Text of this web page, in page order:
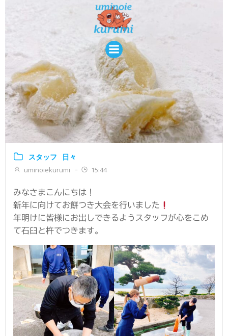
コ
ン
テ
ン
ツ
へ
ス
キ
ッ
プ
スタッフ 日々
uminoiekurumi - 15:44
みなさまこんにちは！
新年に向けてお餅つき大会を行いました
年明けに皆様にお出しできるようスタッフが心をこめ
て石臼と杵でつきます。